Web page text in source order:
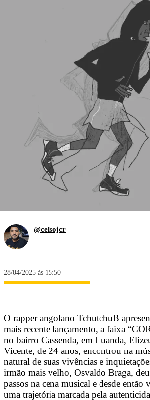
@celsojcr
28/04/2025 às 15:50
O rapper angolano TchutchuB
mais recente lançamento, a faixa
no bairro Cassenda, em Luanda,
Vicente, de 24 anos, encontrou na
natural de suas vivências e
irmão mais velho, Osvaldo Braga,
passos na cena musical e desde então
uma trajetória marcada pela